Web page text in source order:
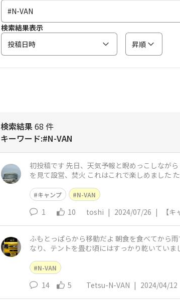
検索結果表示
投稿日時
昇順
検索結果68 件
キーワード:#N-VAN
初投稿です 先日、天気予報と睨めっこしながら ギリギリまで悩み 雨予報が雲に！ 予約ボタンをポチり いざ那須へ しかし、現地は雨 こやみの隙
を見て設営、焚火 これはこれで楽しめました
キャンプ N-VAN
1 10 toshi | 2024/07/26 | 【
ふもとっぱらから移動だよ 朝食を食べてから雨で濡れたテントの水を落としたり 洗い物などをしてる間に富士山コンニチハ どんどん天気がよく
なり、テントを畳む頃にはすっかり乾いていました。富士
N-VAN
14 5 Tetsu-N-VAN | 2024/04/12